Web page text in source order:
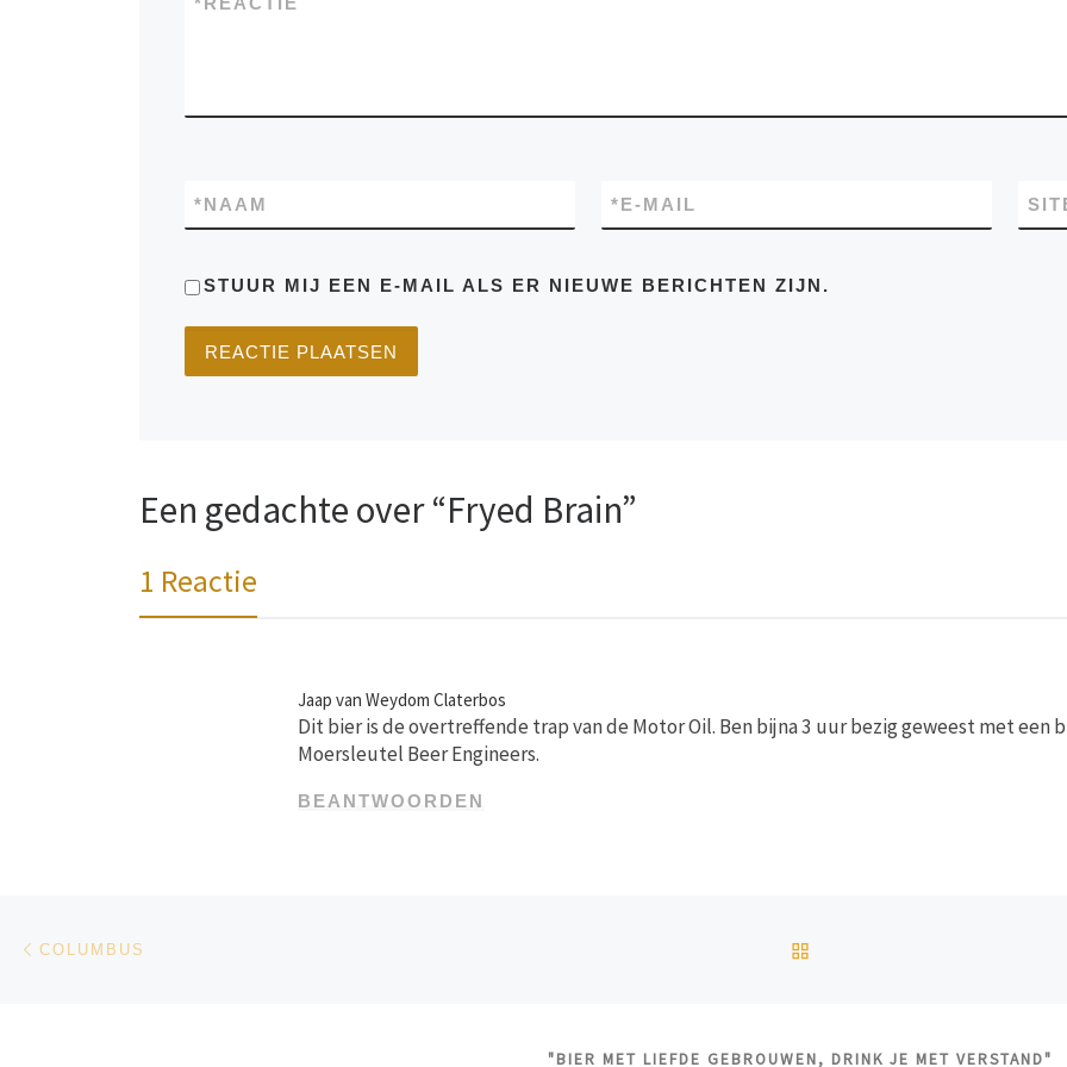
NAAM
* E-MAIL
*
STUUR MIJ EEN E-MAIL ALS ER NIEUWE BERICHTEN ZIJN.
Een gedachte over “Fryed Brain”
1 Reactie
Jaap van Weydom Claterbos
Dit bier is de overtreffende trap van de Motor Oil. Ben bijna 3 uur bezig geweest met een
Moersleutel Beer Engineers.
BEANTWOORDEN
Bericht navigatie
COLUMBUS
"BIER MET LIEFDE GEBROUWEN, DRINK JE MET VERSTAND"